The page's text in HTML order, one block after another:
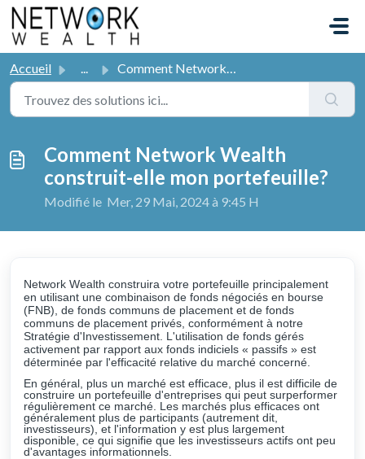
Passer au contenu principal
Accueil ... Comment Network Wealth construit-elle mon portefeuille?
Comment Network Wealth
construit-elle mon portefeuille?
Modifié le Mer, 29 Mai, 2024 à 9:45 H
Network Wealth construira votre portefeuille principalement
en utilisant une combinaison de fonds négociés en bourse
(FNB), de fonds communs de placement et de fonds
communs de placement privés, conformément à notre
Stratégie d'Investissement. L'utilisation de fonds gérés
activement par rapport aux fonds indiciels « passifs » est
déterminée par l'efficacité relative du marché concerné.
En général, plus un marché est efficace, plus il est difficile de
construire un portefeuille d'entreprises qui peut surperformer
régulièrement ce marché. Les marchés plus efficaces ont
généralement plus de participants (autrement dit,
investisseurs), et l'information y est plus largement
disponible, ce qui signifie que les investisseurs actifs ont peu
d'avantages informationnels.